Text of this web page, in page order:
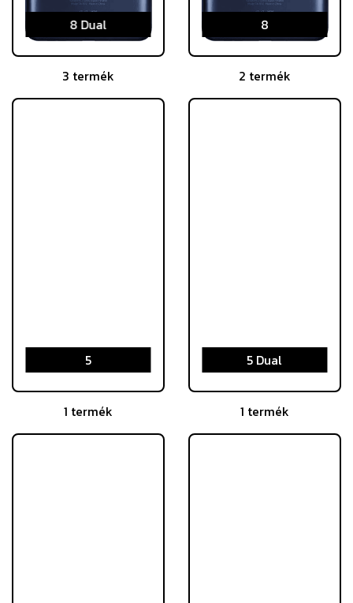
8 Dual
3 termék
8
2 termék
5
1 termék
5 Dual
1 termék